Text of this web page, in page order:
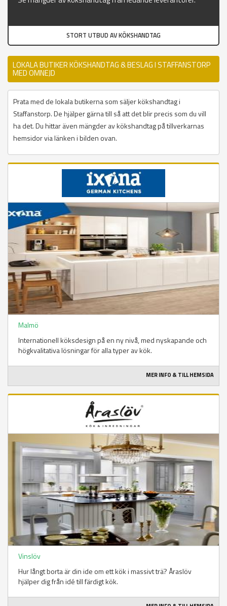
STORT UTBUD AV KÖKSHANDTAG
LOKALA BUTIKER KÖKSHANDTAG & BESLAG I STAFFANSTORP
MED OMNEJD
Prata med de lokala butikerna som säljer kökshandtag i
Staffanstorp. De hjälper gärna till så att det blir precis som du vill
ha det. Du hittar även mängder av kökshandtag på tillverkarnas
hemsidor via länken i bilden ovan.
Malmö
Internationell köksdesign på en ny nivå, med nyskapande och
högkvalitativa lösningar för alla typer av kök.
MER INFO & TILL HEMSIDA
Vinslöv
Hur långt borta är din ide om ett kök i massivt trä? Åraslöv
hjälper dig från idé till färdigt kök.